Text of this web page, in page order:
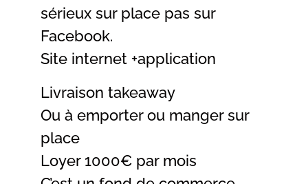
sérieux sur place pas sur
Facebook.
Site internet +application
Livraison takeaway
Ou à emporter ou manger sur
place
Loyer 1000€ par mois